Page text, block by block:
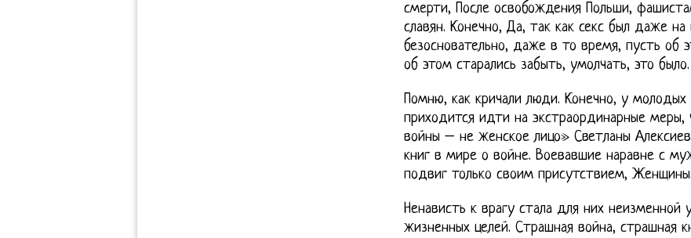
смерти, После освобождения Польши,
славян. Конечно, Да, так как секс был даже
безосновательно, даже в то время, пусть об
об этом старались забыть, умолчать, это было.
Помню, как кричали люди. Конечно, у
приходится идти на экстраординарные меры,
войны – не женское лицо» Светланы
книг в мире о войне. Воевавшие наравне с
подвиг только своим присутствием, Женщины.
Ненависть к врагу стала для них неизменной
жизненных целей. Страшная война, страшная